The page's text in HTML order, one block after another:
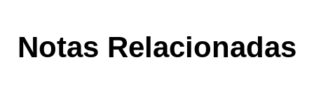
Notas Relacionadas